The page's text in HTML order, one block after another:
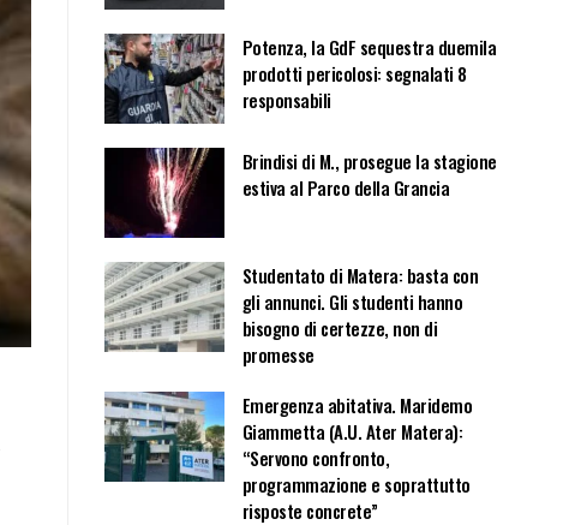
Potenza, la GdF sequestra duemila
prodotti pericolosi: segnalati 8
responsabili
Brindisi di M., prosegue la stagione
estiva al Parco della Grancia
Studentato di Matera: basta con
gli annunci. Gli studenti hanno
bisogno di certezze, non di
promesse
Emergenza abitativa. Maridemo
Giammetta (A.U. Ater Matera):
“Servono confronto,
programmazione e soprattutto
risposte concrete”